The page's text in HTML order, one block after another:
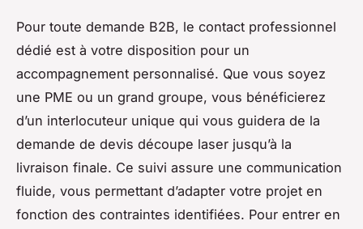
Pour toute demande B2B, le contact professionnel
dédié est à votre disposition pour un
accompagnement personnalisé. Que vous soyez
une PME ou un grand groupe, vous bénéficierez
d’un interlocuteur unique qui vous guidera de la
demande de devis découpe laser jusqu’à la
livraison finale. Ce suivi assure une communication
fluide, vous permettant d’adapter votre projet en
fonction des contraintes identifiées. Pour entrer en